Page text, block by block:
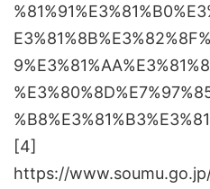
[4]
https://